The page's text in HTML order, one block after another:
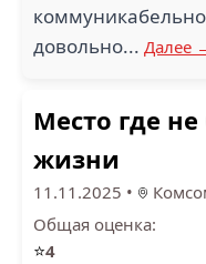
довольно... Далее
Место где
жизни
11.11.2025 •
Общая оценка:
⭐4